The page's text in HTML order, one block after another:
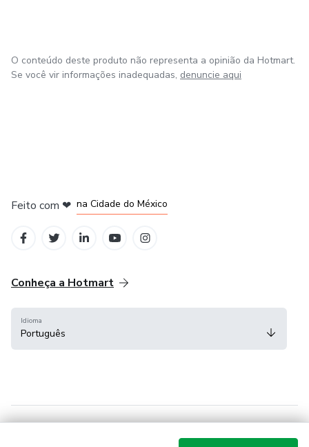
O conteúdo deste produto não representa a opinião da Hotmart.
Se você vir informações inadequadas, denuncie aqui
Feito com ❤ na Cidade do México
Conheça a Hotmart
Idioma
Português